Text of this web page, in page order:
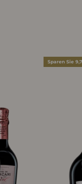
Sparen Sie